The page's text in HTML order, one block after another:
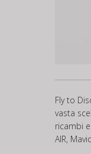
Fly to
vasta
ricambi
AIR,